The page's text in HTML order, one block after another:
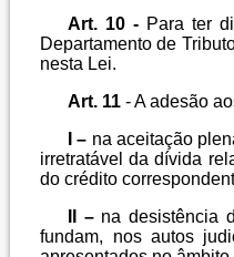
Art. 10 - Para ter
Departamento de
nesta Lei.
Art. 11 - A adesão
I – na aceitação
irretratável da dívida
do crédito
II –na desistência
fundam, nos autos